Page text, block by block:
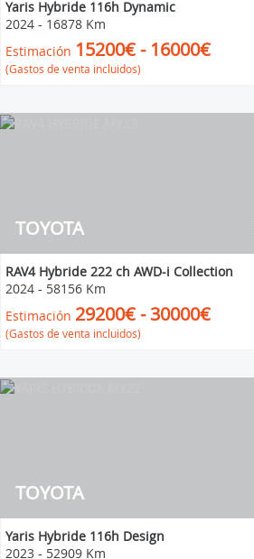
Yaris Hybride 116h Dynamic
2024 - 16878 Km
Estimación 15200€ - 16000€
(Gastos de venta incluidos)
TOYOTA
RAV4 Hybride 222 ch AWD-i Collection
2024 - 58156 Km
Estimación 29200€ - 30000€
(Gastos de venta incluidos)
TOYOTA
Yaris Hybride 116h Design
2023 - 52909 Km